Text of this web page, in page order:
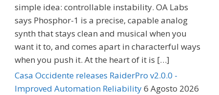
simple idea: controllable instability. OA Labs
says Phosphor-1 is a precise, capable analog
synth that stays clean and musical when you
want it to, and comes apart in characterful ways
when you push it. At the heart of it is […]
Casa Occidente releases RaiderPro v2.0.0 -
Improved Automation Reliability6 Agosto 2026